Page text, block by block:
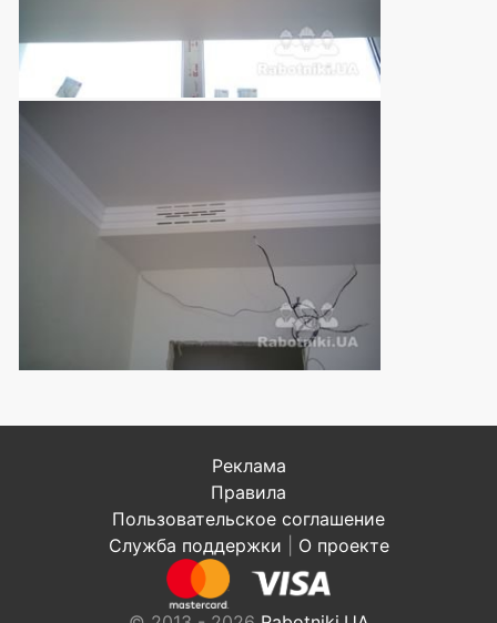
Реклама
Правила
Пользовательское соглашение
Служба поддержки
О проекте